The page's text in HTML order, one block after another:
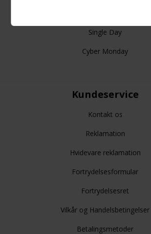
Kundeservice
Kontakt os
Reklamation
Hvidevare reklamation
Fortrydelsesformular
Fortrydelsesret
Vilkår og Handelsbetingelser
Betalingsmetoder
Single Day
Cyber Monday